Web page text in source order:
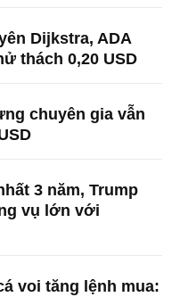
Dijkstra, ADA
thách 0,20 USD
chuyên gia vẫn
3 năm, Trump
vụ lớn với
voi tăng lệnh mua: